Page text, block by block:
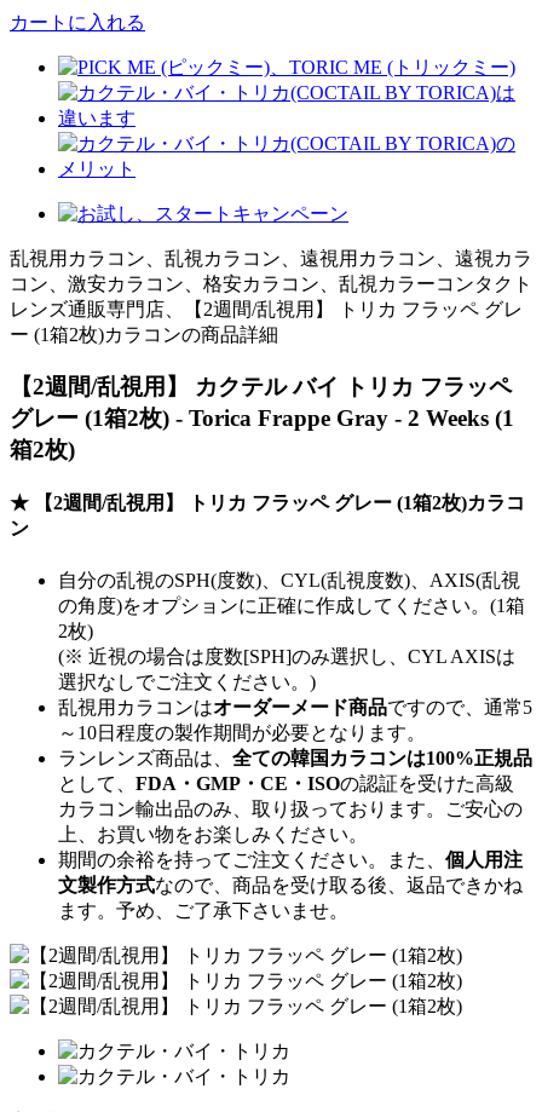
カートに入れる
乱視用カラコン、乱視カラコン、遠視用カラコン、遠視カラ
コン、激安カラコン、格安カラコン、乱視カラーコンタクト
レンズ通販専門店、【2週間/乱視用】 トリカ フラッペ グレ
ー (1箱2枚)カラコンの商品詳細
【2週間/乱視用】 カクテル バイ トリカ フラッペ
グレー (1箱2枚) - Torica Frappe Gray - 2 Weeks (1
箱2枚)
★ 【2週間/乱視用】 トリカ フラッペ グレー (1箱2枚)カラコ
ン
自分の乱視のSPH(度数)、CYL(乱視度数)、AXIS(乱視
の角度)をオプションに正確に作成してください。(1箱
2枚)
(※ 近視の場合は度数[SPH]のみ選択し、CYL AXISは
選択なしでご注文ください。)
乱視用カラコンはオーダーメード商品ですので、 通常5
～10日程度の製作期間が必要となります。
ランレンズ商品は、 全ての韓国カラコンは100%正規品
として、 FDA・GMP・CE・ISOの認証を受けた高級
カラコン輸出品のみ、取り扱っております。ご安心の
上、お買い物をお楽しみください。
期間の余裕を持ってご注文ください。また、 個人用注
文製作方式なので、商品を受け取る後、返品できかね
ます。予め、ご了承下さいませ。